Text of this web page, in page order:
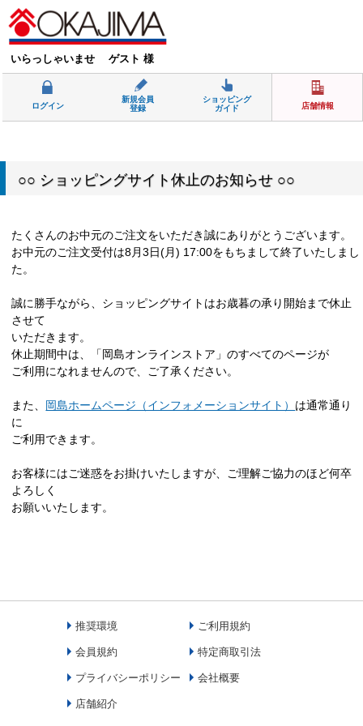
いらっしゃいませ ゲスト 様
ログイン
新規会員
登録
ショッピング
ガイド
店舗情報
○○ ショッピングサイト休止のお知らせ ○○
たくさんのお中元のご注文をいただき誠にありがとうございます。
お中元のご注文受付は8月3日(月) 17:00をもちまして終了いたしまし
た。
誠に勝手ながら、ショッピングサイトはお歳暮の承り開始まで休止
させて
いただきます。
休止期間中は、「岡島オンラインストア」のすべてのページが
ご利用になれませんので、ご了承ください。
また、 岡島ホームページ（インフォメーションサイト） は通常通り
に
ご利用できます。
お客様にはご迷惑をお掛けいたしますが、ご理解ご協力のほど何卒
よろしく
お願いいたします。
推奨環境 ご利用規約
会員規約 特定商取引法
プライバシーポリシー 会社概要
店舗紹介